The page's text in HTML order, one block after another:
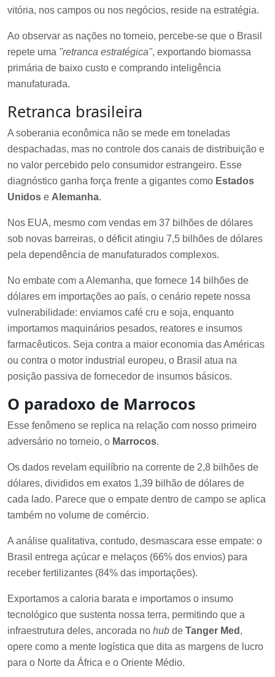
vitória, nos campos ou nos negócios, reside na estratégia.
Ao observar as nações no torneio, percebe-se que o Brasil
repete uma "retranca estratégica", exportando biomassa
primária de baixo custo e comprando inteligência
manufaturada.
Retranca brasileira
A soberania econômica não se mede em toneladas
despachadas, mas no controle dos canais de distribuição e
no valor percebido pelo consumidor estrangeiro. Esse
diagnóstico ganha força frente a gigantes como Estados
Unidos e Alemanha.
Nos EUA, mesmo com vendas em 37 bilhões de dólares
sob novas barreiras, o déficit atingiu 7,5 bilhões de dólares
pela dependência de manufaturados complexos.
No embate com a Alemanha, que fornece 14 bilhões de
dólares em importações ao país, o cenário repete nossa
vulnerabilidade: enviamos café cru e soja, enquanto
importamos maquinários pesados, reatores e insumos
farmacêuticos. Seja contra a maior economia das Américas
ou contra o motor industrial europeu, o Brasil atua na
posição passiva de fornecedor de insumos básicos.
O paradoxo de Marrocos
Esse fenômeno se replica na relação com nosso primeiro
adversário no torneio, o Marrocos.
Os dados revelam equilíbrio na corrente de 2,8 bilhões de
dólares, divididos em exatos 1,39 bilhão de dólares de
cada lado. Parece que o empate dentro de campo se aplica
também no volume de comércio.
A análise qualitativa, contudo, desmascara esse empate: o
Brasil entrega açúcar e melaços (66% dos envios) para
receber fertilizantes (84% das importações).
Exportamos a caloria barata e importamos o insumo
tecnológico que sustenta nossa terra, permitindo que a
infraestrutura deles, ancorada no hub de Tanger Med ,
opere como a mente logística que dita as margens de lucro
para o Norte da África e o Oriente Médio.